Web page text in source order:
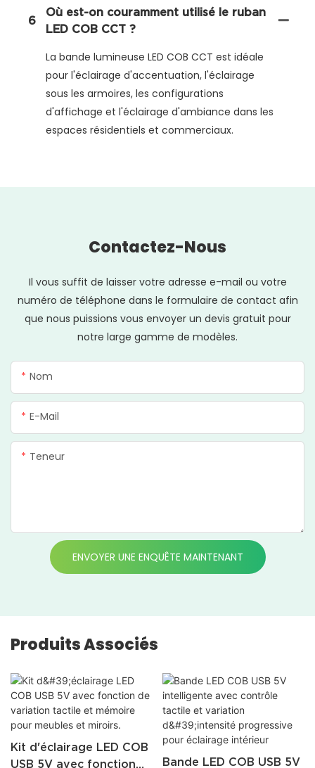
6
Où est-on couramment utilisé le ruban
LED COB CCT ?
La bande lumineuse LED COB CCT est idéale
pour l'éclairage d'accentuation, l'éclairage
sous les armoires, les configurations
d'affichage et l'éclairage d'ambiance dans les
espaces résidentiels et commerciaux.
Contactez-Nous
Il vous suffit de laisser votre adresse e-mail ou votre
numéro de téléphone dans le formulaire de contact afin
que nous puissions vous envoyer un devis gratuit pour
notre large gamme de modèles.
Nom
E-Mail
Teneur
ENVOYER UNE ENQUÊTE MAINTENANT
Produits Associés
Kit d'éclairage LED COB
USB 5V avec fonction
Bande LED COB USB 5V